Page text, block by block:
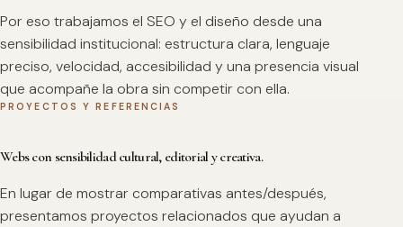
Por eso trabajamos el SEO y el diseño desde una
sensibilidad institucional: estructura clara, lenguaje
preciso, velocidad, accesibilidad y una presencia visual
que acompañe la obra sin competir con ella.
PROYECTOS Y REFERENCIAS
Webs con sensibilidad cultural, editorial y creativa.
En lugar de mostrar comparativas antes/después,
presentamos proyectos relacionados que ayudan a